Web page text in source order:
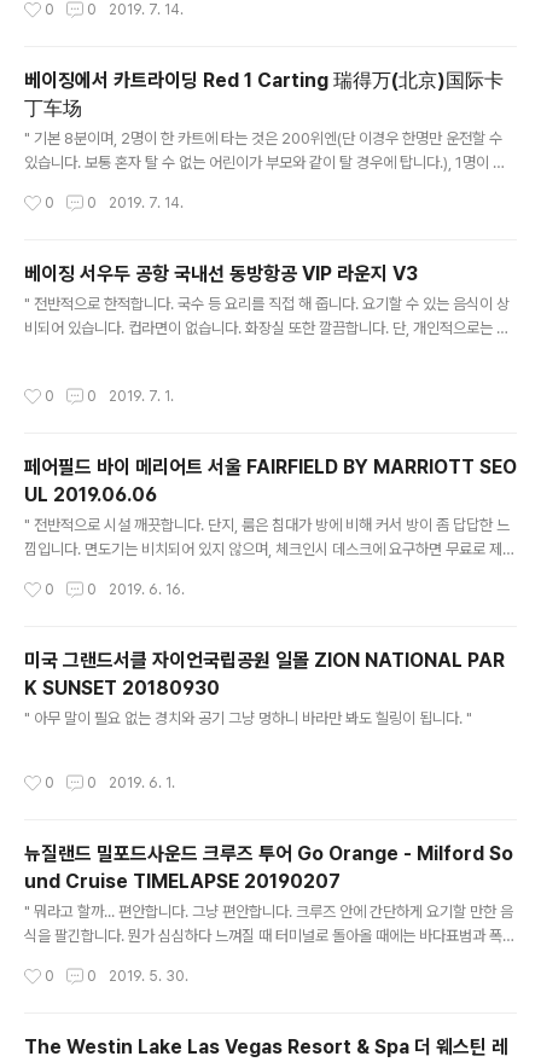
7/24 - [중국 생활/여행] - Crowne Plaza Shanghai Noah Square Crowne
다. 상해에서 IHG 중이서는 가격대 성능비나 괜찮은 곳입니다. 우중루 홍췐루 부근
택시로 30분정도 걸립니다. KBS WORLD가 나옵니다. 플레티넘 엠버써더로 룸 업
그.. alexnam.com
0 0 2019. 7. 14.
베이징에서 카트라이딩 Red 1 Carting 瑞得万(北京)国际卡
丁车场
" 기본 8분이며, 2명이 한 카트에 타는 것은 200위엔(단 이경우 한명만 운전할 수
있습니다. 보통 혼자 탈 수 없는 어린이가 부모와 같이 탈 경우에 탑니다.), 1명이 한
잉 근처에 있습니다. 간단한 안전 교육 이후 초보자도 탈 수 있습니다. 실내 보다는 실
0 0 2019. 7. 14.
베이징 서우두 공항 국내선 동방항공 VIP 라운지 V3
" 전반적으로 한적합니다. 국수 등 요리를 직접 해 줍니다. 요기할 수 있는 음식이 상
비되어 있습니다. 컵라면이 없습니다. 화장실 또한 깔끔합니다. 단, 개인적으로는 제
0 0 2019. 7. 1.
페어필드 바이 메리어트 서울 FAIRFIELD BY MARRIOTT SEO
UL 2019.06.06
" 전반적으로 시설 깨끗합니다. 단지, 룸은 침대가 방에 비해 커서 방이 좀 답답한 느
낌입니다. 면도기는 비치되어 있지 않으며, 체크인시 데스크에 요구하면 무료로 제공
천할 수 있는 호텔입니다. 호텔 바로 앞에 김포공항과 인천공항으로 갈 수 있는 공항
0 0 2019. 6. 16.
미국 그랜드서클 자이언국립공원 일몰 ZION NATIONAL PAR
K SUNSET 20180930
" 아무 말이 필요 없는 경치와 공기 그냥 멍하니 바라만 봐도 힐링이 됩니다. "
0 0 2019. 6. 1.
뉴질랜드 밀포드사운드 크루즈 투어 Go Orange - Milford So
und Cruise TIMELAPSE 20190207
" 뭐라고 할까... 편안합니다. 그냥 편안합니다. 크루즈 안에 간단하게 요기할 만한 음
식을 팔긴합니다. 뭔가 심심하다 느껴질 때 터미널로 돌아올 때에는 바다표범과 폭포
0 0 2019. 5. 30.
The Westin Lake Las Vegas Resort & Spa 더 웨스틴 레